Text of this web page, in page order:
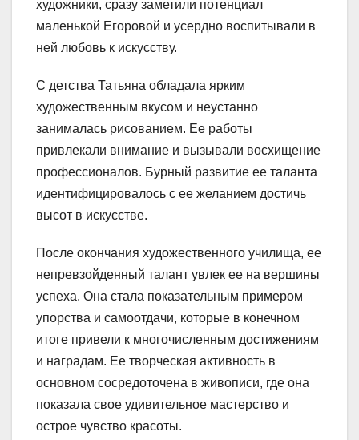
художники, сразу заметили потенциал
маленькой Егоровой и усердно воспитывали в
ней любовь к искусству.
С детства Татьяна обладала ярким
художественным вкусом и неустанно
занималась рисованием. Ее работы
привлекали внимание и вызывали восхищение
профессионалов. Бурный развитие ее таланта
идентифицировалось с ее желанием достичь
высот в искусстве.
После окончания художественного училища, ее
непревзойденный талант увлек ее на вершины
успеха. Она стала показательным примером
упорства и самоотдачи, которые в конечном
итоге привели к многочисленным достижениям
и наградам. Ее творческая активность в
основном сосредоточена в живописи, где она
показала свое удивительное мастерство и
острое чувство красоты.